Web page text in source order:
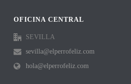
OFICINA CENTRAL
SEVILLA
sevilla@elperrofeliz.com
hola@elperrofeliz.com